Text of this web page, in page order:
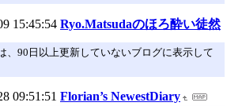
15:45:54 Ryo.Matsudaのほろ酔い徒然
、90日以上更新していないブログに表示して
09:51:51 Florian’s NewestDiary